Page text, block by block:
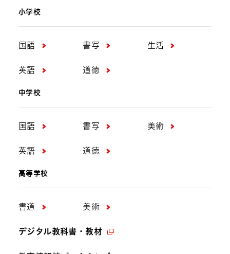
小学校
国語 書写 生活
英語 道徳
中学校
国語 書写 美術
英語 道徳
高等学校
書道 美術
デジタル教科書・教材